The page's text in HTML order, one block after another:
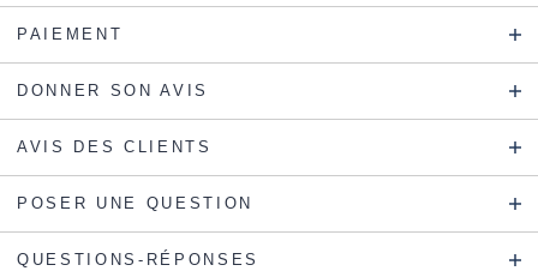
PAIEMENT
DONNER SON AVIS
AVIS DES CLIENTS
POSER UNE QUESTION
QUESTIONS-RÉPONSES